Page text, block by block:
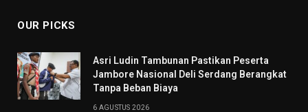
OUR PICKS
Asri Ludin Tambunan Pastikan Peserta
Jambore Nasional Deli Serdang Berangkat
Tanpa Beban Biaya
6 AGUSTUS 2026